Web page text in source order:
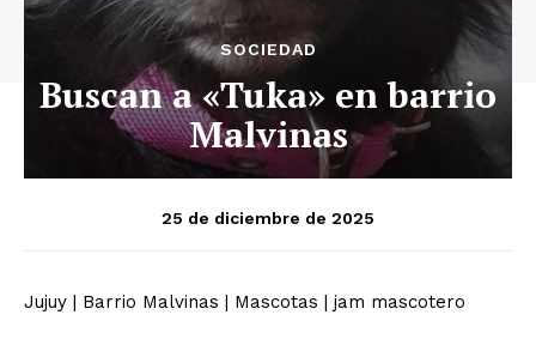
SOCIEDAD
Buscan a «Tuka» en barrio
Malvinas
25 de diciembre de 2025
Jujuy | Barrio Malvinas | Mascotas | jam mascotero